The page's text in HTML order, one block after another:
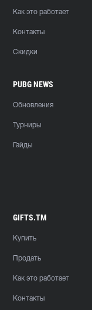
Как это работает
Контакты
Скидки
PUBG NEWS
Обновления
Турниры
Гайды
GIFTS.TM
Купить
Продать
Как это работает
Контакты